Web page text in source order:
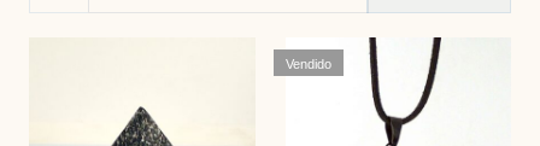
Vendido